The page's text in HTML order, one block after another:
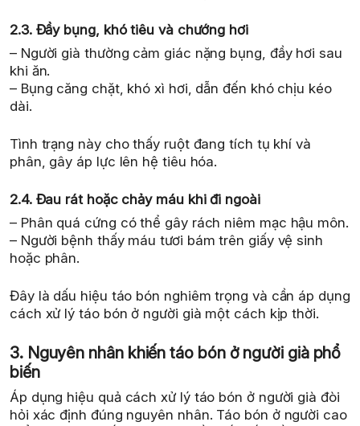
2.3. Đầy bụng, khó tiêu và chướng hơi
– Người già thường cảm giác nặng bụng, đầy hơi sau
khi ăn.
– Bụng căng chặt, khó xì hơi, dẫn đến khó chịu kéo
dài.
Tình trạng này cho thấy ruột đang tích tụ khí và
phân, gây áp lực lên hệ tiêu hóa.
2.4. Đau rát hoặc chảy máu khi đi ngoài
– Phân quá cứng có thể gây rách niêm mạc hậu môn.
– Người bệnh thấy máu tươi bám trên giấy vệ sinh
hoặc phân.
Đây là dấu hiệu táo bón nghiêm trọng và cần áp dụng
cách xử lý táo bón ở người già một cách kịp thời.
3. Nguyên nhân khiến táo bón ở người già phổ
biến
Áp dụng hiệu quả cách xử lý táo bón ở người già đòi
hỏi xác định đúng nguyên nhân. Táo bón ở người cao